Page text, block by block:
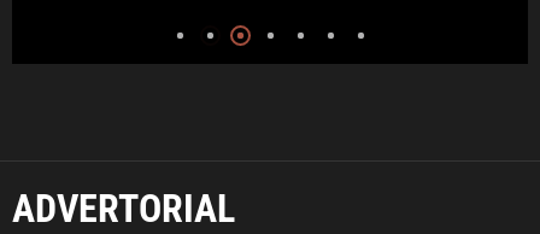
ADVERTORIAL